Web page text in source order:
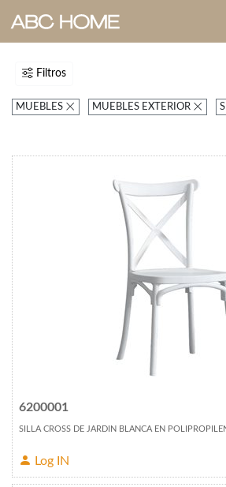
Filtros
MUEBLES MUEBLES EXTERIOR
6200001
SILLA CROSS DE JARDIN BLANCA EN
Log IN